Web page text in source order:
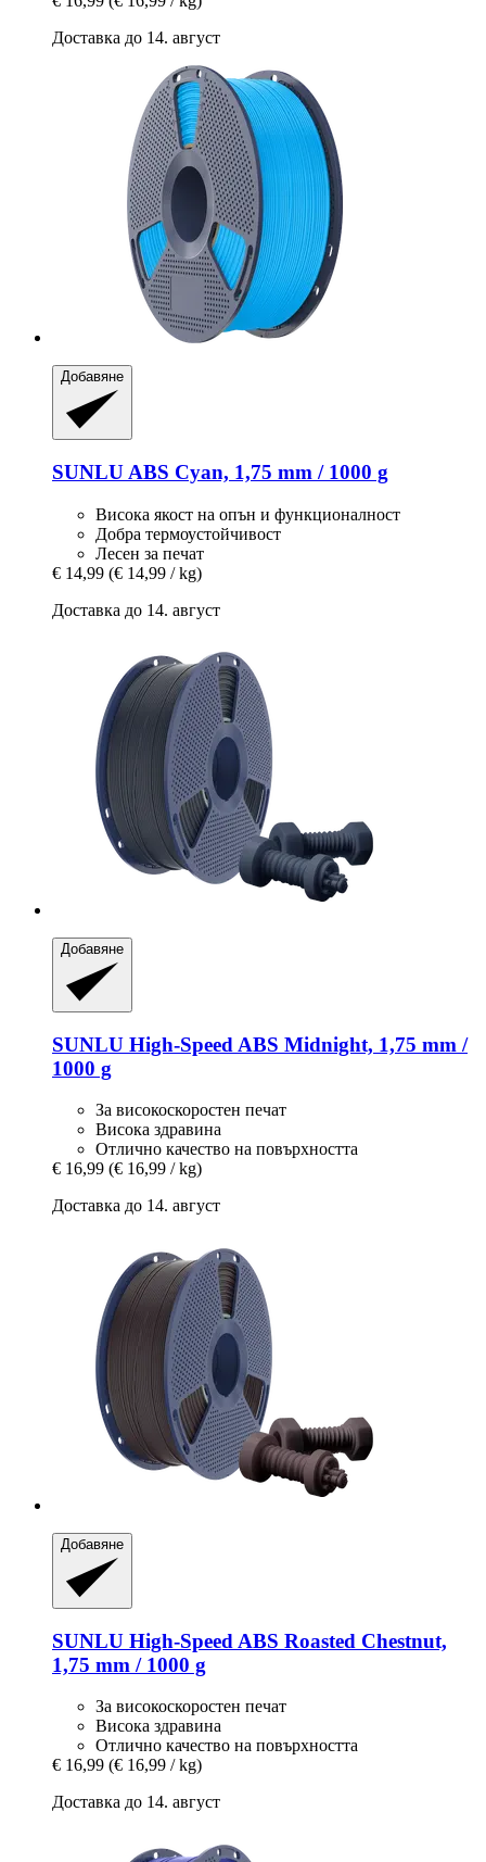
Доставка до 14. август
Добавяне
SUNLU ABS Cyan, 1,75 mm / 1000 g
Висока якост на опън и функционалност
Добра термоустойчивост
Лесен за печат
€ 14,99 (€ 14,99 / kg)
Доставка до 14. август
Добавяне
SUNLU High-​Speed ABS Midnight, 1,75 mm /
1000 g
За високоскоростен печат
Висока здравина
Отлично качество на повърхността
€ 16,99 (€ 16,99 / kg)
Доставка до 14. август
Добавяне
SUNLU High-​Speed ABS Roasted Chestnut,
1,75 mm / 1000 g
За високоскоростен печат
Висока здравина
Отлично качество на повърхността
€ 16,99 (€ 16,99 / kg)
Доставка до 14. август